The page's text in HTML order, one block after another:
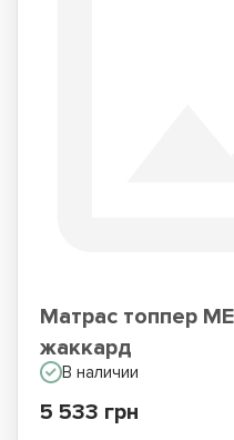
Матрас топпер
жаккард
В наличии
5 533 грн